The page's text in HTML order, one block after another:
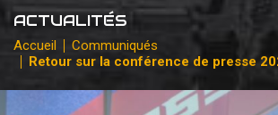
PARTENAIRES
les engagements
ACTUALITÉS
Accueil
Communiqués
Retour sur la conférence de presse